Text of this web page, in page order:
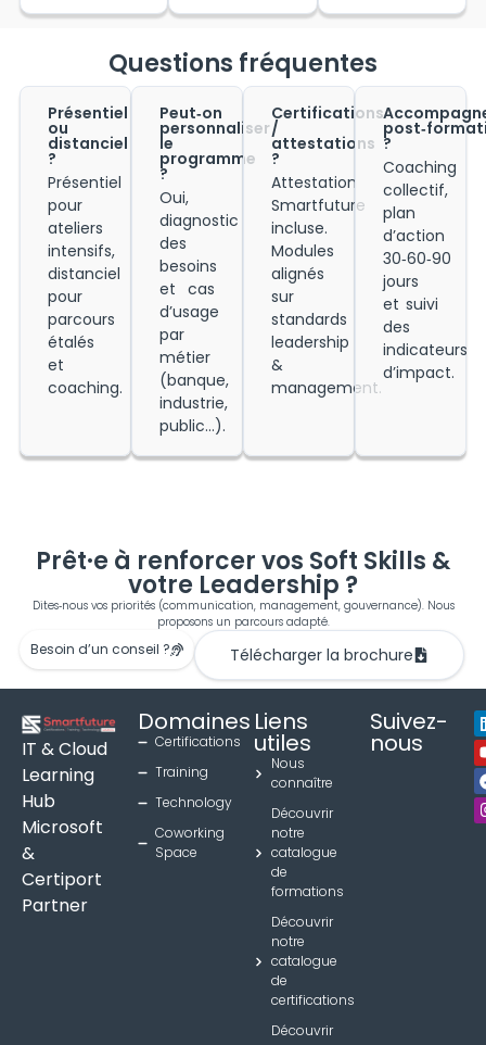
Questions fréquentes
Présentiel
ou
distanciel
?
Présentiel
pour
ateliers
intensifs,
distanciel
pour
parcours
étalés
et
coaching.
Peut‑on
personnaliser
le
programme
?
Oui,
diagnostic
des
besoins
et cas
d’usage
par
métier
(banque,
industrie,
public…).
Certifications
/
attestations
?
Attestation
Smartfuture
incluse.
Modules
alignés
sur
standards
leadership
&
management.
?
Coaching
collectif,
plan
d’action
30‑60‑90
jours
et suivi
des
indicateurs
d’impact.
Prêt·e à renforcer vos Soft Skills &
votre Leadership ?
Dites‑nous vos priorités (communication, management, gouvernance). Nous
proposons un parcours adapté.
Besoin d’un conseil ? Télécharger la brochure
IT & Cloud
Learning
Hub
Microsoft
&
Certiport
Partner
Domaines
Certifications
Training
Technology
Coworking
Space
Liens
utiles
Nous
connaître
Découvrir
notre
catalogue
de
formations
Découvrir
notre
catalogue
de
certifications
Découvrir
Suivez-
nous